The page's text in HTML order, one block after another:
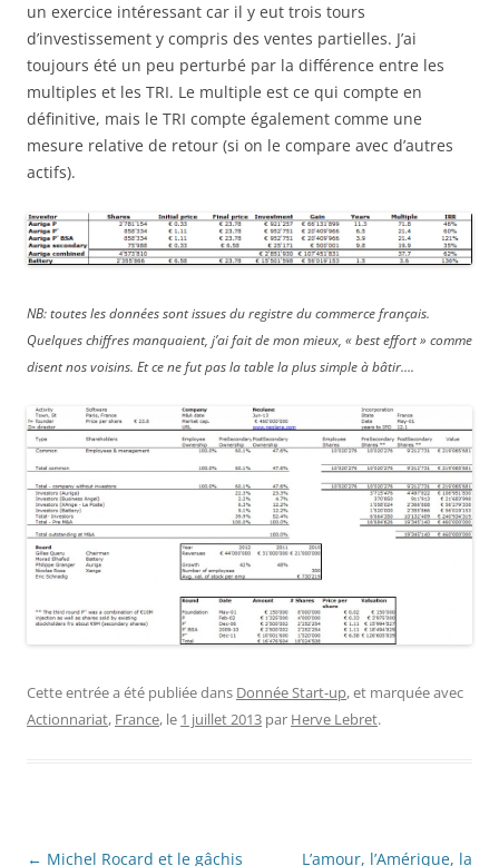
un exercice intéressant car il y eut trois tours
d’investissement y compris des ventes partielles. J’ai
toujours été un peu perturbé par la différence entre les
multiples et les TRI. Le multiple est ce qui compte en
définitive, mais le TRI compte également comme une
mesure relative de retour (si on le compare avec d’autres
actifs).
NB: toutes les données sont issues du registre du commerce français.
Quelques chiffres manquaient, j’ai fait de mon mieux, « best effort » comme
disent nos voisins. Et ce ne fut pas la table la plus simple à bâtir….
Cette entrée a été publiée dans Donnée Start-up, et marquée avec
Actionnariat, France, le 1 juillet 2013 par Herve Lebret.
Navigation
← Michel Rocard et le gâchis L’amour, l’Amérique, la